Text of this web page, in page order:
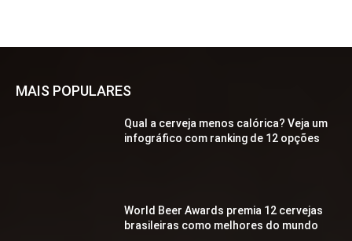
MAIS POPULARES
Qual a cerveja menos calórica? Veja um
infográfico com ranking de 12 opções
World Beer Awards premia 12 cervejas
brasileiras como melhores do mundo